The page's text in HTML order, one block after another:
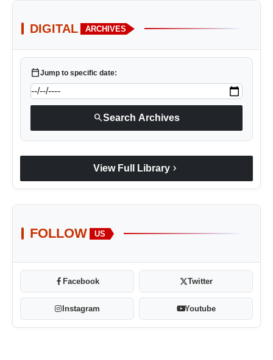
DIGITAL ARCHIVES
calendar_todayJump to specific date:
searchSearch Archives
View Full Library chevron_right
FOLLOW US
Facebook Twitter
Instagram Youtube